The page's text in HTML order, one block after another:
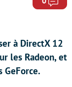
à DirectX 12
les Radeon, et
GeForce.